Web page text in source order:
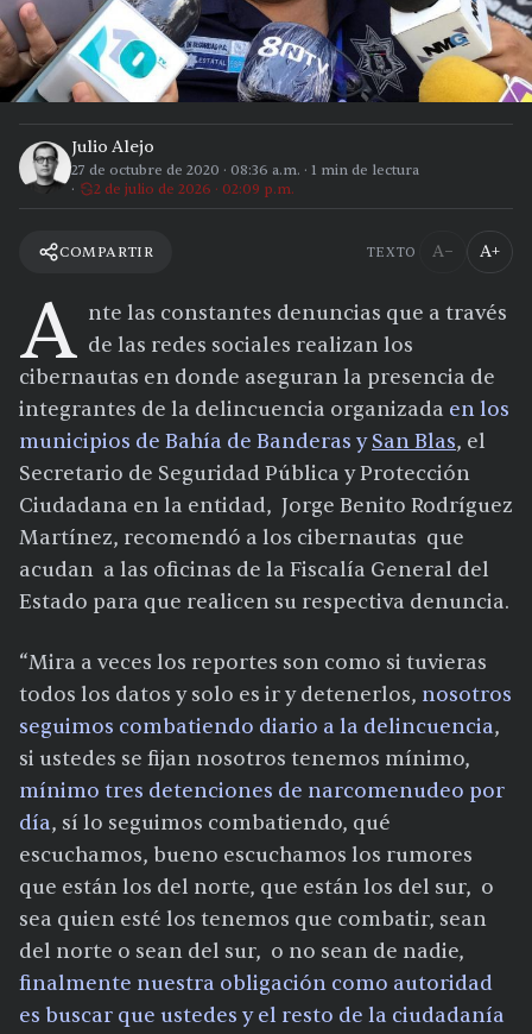
Julio Alejo
27 de octubre de 2020 · 08:36 a.m. · 1 min de lectura
2 de julio de 2026 · 02:09 p.m.
COMPARTIR TEXTO A− A+
A nte las constantes denuncias que a través
de las redes sociales realizan los
cibernautas en donde aseguran la presencia de
integrantes de la delincuencia organizada en los
municipios de Bahía de Banderas ySan Blas, el
Secretario de Seguridad Pública y Protección
Ciudadana en la entidad, Jorge Benito Rodríguez
Martínez, recomendó a los cibernautas que
acudan a las oficinas de la Fiscalía General del
Estado para que realicen su respectiva denuncia.
“Mira a veces los reportes son como si tuvieras
todos los datos y solo es ir y detenerlos, nosotros
seguimos combatiendo diario a la delincuencia,
si ustedes se fijan nosotros tenemos mínimo,
mínimo tres detenciones de narcomenudeo por
día, sí lo seguimos combatiendo, qué
escuchamos, bueno escuchamos los rumores
que están los del norte, que están los del sur, o
sea quien esté los tenemos que combatir, sean
del norte o sean del sur, o no sean de nadie,
finalmente nuestra obligación como autoridad
es buscar que ustedes y el resto de la ciudadanía